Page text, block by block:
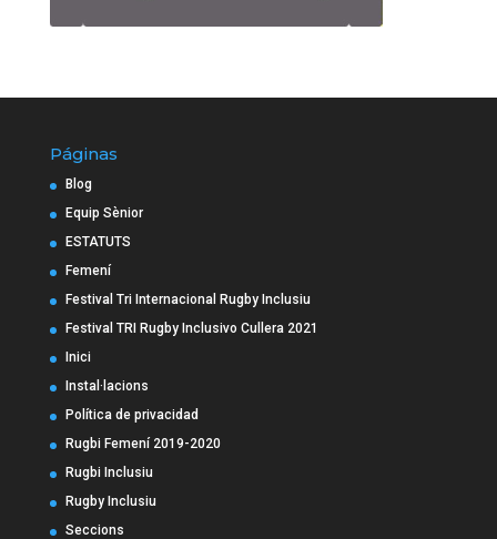
Páginas
Blog
Equip Sènior
ESTATUTS
Femení
Festival Tri Internacional Rugby Inclusiu
Festival TRI Rugby Inclusivo Cullera 2021
Inici
Instal·lacions
Política de privacidad
Rugbi Femení 2019-2020
Rugbi Inclusiu
Rugby Inclusiu
Seccions